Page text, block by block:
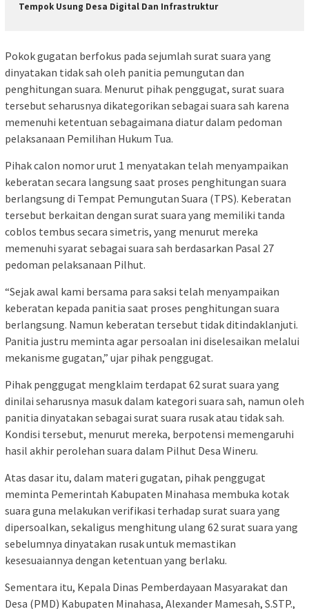
Tempok Usung Desa Digital Dan Infrastruktur
Pokok gugatan berfokus pada sejumlah surat suara yang
dinyatakan tidak sah oleh panitia pemungutan dan
penghitungan suara. Menurut pihak penggugat, surat suara
tersebut seharusnya dikategorikan sebagai suara sah karena
memenuhi ketentuan sebagaimana diatur dalam pedoman
pelaksanaan Pemilihan Hukum Tua.
Pihak calon nomor urut 1 menyatakan telah menyampaikan
keberatan secara langsung saat proses penghitungan suara
berlangsung di Tempat Pemungutan Suara (TPS). Keberatan
tersebut berkaitan dengan surat suara yang memiliki tanda
coblos tembus secara simetris, yang menurut mereka
memenuhi syarat sebagai suara sah berdasarkan Pasal 27
pedoman pelaksanaan Pilhut.
“Sejak awal kami bersama para saksi telah menyampaikan
keberatan kepada panitia saat proses penghitungan suara
berlangsung. Namun keberatan tersebut tidak ditindaklanjuti.
Panitia justru meminta agar persoalan ini diselesaikan melalui
mekanisme gugatan,” ujar pihak penggugat.
Pihak penggugat mengklaim terdapat 62 surat suara yang
dinilai seharusnya masuk dalam kategori suara sah, namun oleh
panitia dinyatakan sebagai surat suara rusak atau tidak sah.
Kondisi tersebut, menurut mereka, berpotensi memengaruhi
hasil akhir perolehan suara dalam Pilhut Desa Wineru.
Atas dasar itu, dalam materi gugatan, pihak penggugat
meminta Pemerintah Kabupaten Minahasa membuka kotak
suara guna melakukan verifikasi terhadap surat suara yang
dipersoalkan, sekaligus menghitung ulang 62 surat suara yang
sebelumnya dinyatakan rusak untuk memastikan
kesesuaiannya dengan ketentuan yang berlaku.
Sementara itu, Kepala Dinas Pemberdayaan Masyarakat dan
Desa (PMD) Kabupaten Minahasa, Alexander Mamesah, S.STP.,